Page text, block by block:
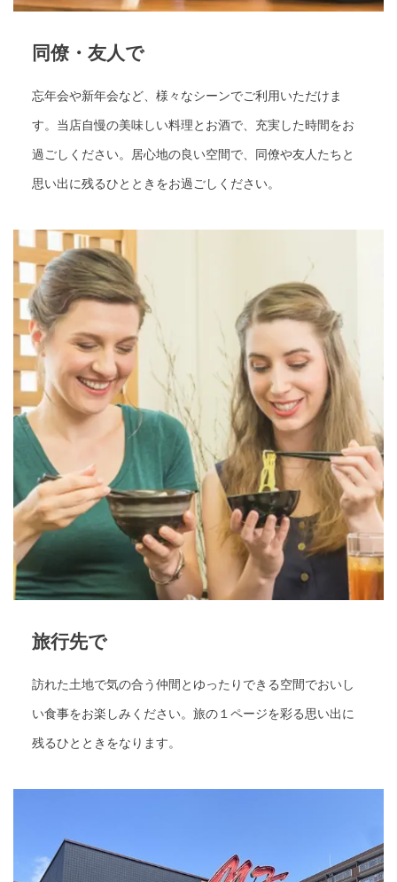
同僚・友人で
忘年会や新年会など、様々なシーンでご利用いただけま
す。当店自慢の美味しい料理とお酒で、充実した時間をお
過ごしください。居心地の良い空間で、同僚や友人たちと
思い出に残るひとときをお過ごしください。
旅行先で
訪れた土地で気の合う仲間とゆったりできる空間でおいし
い食事をお楽しみください。旅の１ページを彩る思い出に
残るひとときをなります。